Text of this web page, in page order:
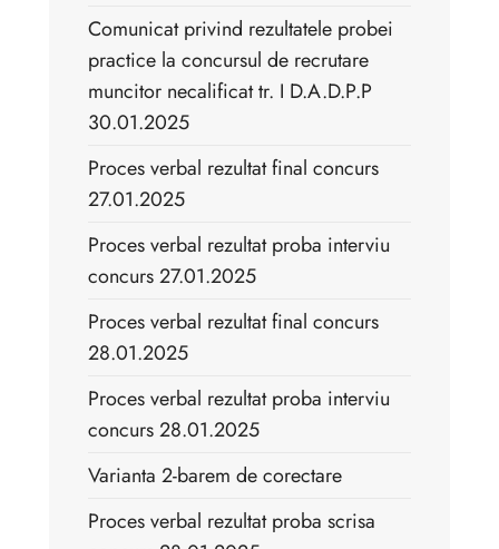
Comunicat privind rezultatele probei
practice la concursul de recrutare
muncitor necalificat tr. I D.A.D.P.P
30.01.2025
Proces verbal rezultat final concurs
27.01.2025
Proces verbal rezultat proba interviu
concurs 27.01.2025
Proces verbal rezultat final concurs
28.01.2025
Proces verbal rezultat proba interviu
concurs 28.01.2025
Varianta 2-barem de corectare
Proces verbal rezultat proba scrisa